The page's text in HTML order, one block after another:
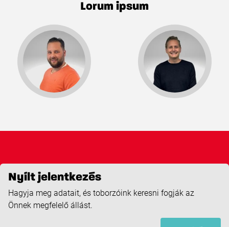
Lorum ipsum
Nyílt jelentkezés
Hagyja meg adatait, és toborzóink keresni fogják az
Önnek megfelelő állást.